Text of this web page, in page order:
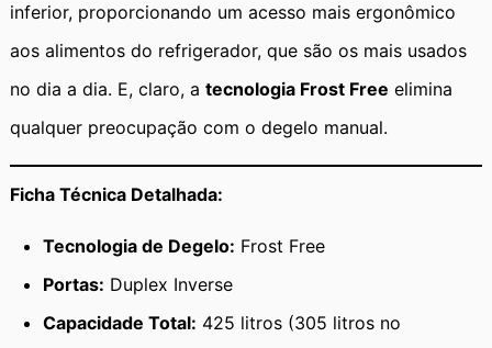
inferior, proporcionando um acesso mais ergonômico
aos alimentos do refrigerador, que são os mais usados
no dia a dia. E, claro, a tecnologia Frost Free elimina
qualquer preocupação com o degelo manual.
Ficha Técnica Detalhada:
Tecnologia de Degelo: Frost Free
Portas: Duplex Inverse
Capacidade Total: 425 litros (305 litros no